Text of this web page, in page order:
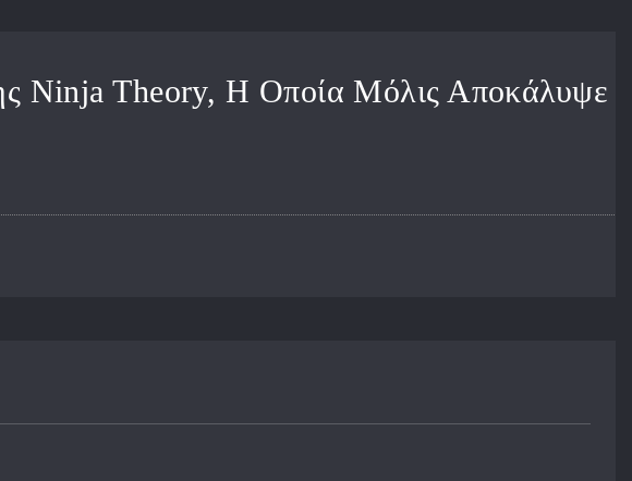
Ninja Theory, Η Οποία Μόλις Αποκάλυψε